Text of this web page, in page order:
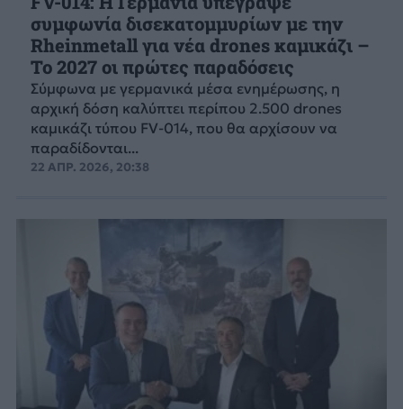
συμφωνία δισεκατομμυρίων με την
Rheinmetall για νέα drones καμικάζι –
Το 2027 οι πρώτες παραδόσεις
Σύμφωνα με γερμανικά μέσα ενημέρωσης, η
αρχική δόση καλύπτει περίπου 2.500 drones
καμικάζι τύπου FV-014, που θα αρχίσουν να
παραδίδονται...
22 ΑΠΡ. 2026, 20:38